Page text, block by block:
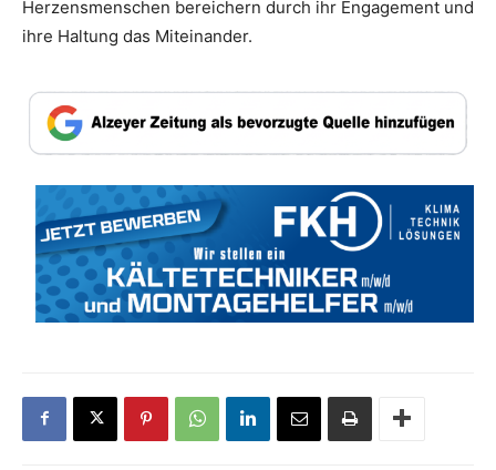
Herzensmenschen bereichern durch ihr Engagement und
ihre Haltung das Miteinander.